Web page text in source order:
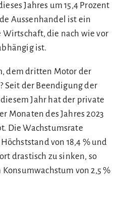
Jahres um 15,4 Prozent
Aussenhandel ist ein
Wirtschaft, die nach wie vor
ist.
dem dritten Motor der
Seit der Beendigung der
Jahr hat der private
Monaten des Jahres 2023
Die Wachstumsrate
von 18,4 % und
drastisch zu sinken, so
von 2,5 %